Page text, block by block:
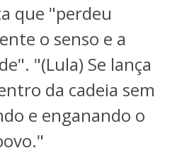
que "perdeu
o senso e a
"(Lula) Se lança
da cadeia sem
e enganando o